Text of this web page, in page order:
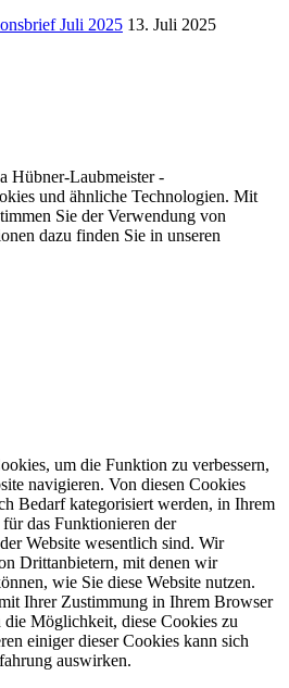
Juli 2025 13. Juli 2025
Hübner-Laubmeister -
und ähnliche Technologien. Mit
Sie der Verwendung von
dazu finden Sie in unseren
um die Funktion zu verbessern,
navigieren. Von diesen Cookies
Bedarf kategorisiert werden, in Ihrem
das Funktionieren der
Website wesentlich sind. Wir
Drittanbietern, mit denen wir
wie Sie diese Website nutzen.
Ihrer Zustimmung in Ihrem Browser
die Möglichkeit, diese Cookies zu
einiger dieser Cookies kann sich
auswirken.